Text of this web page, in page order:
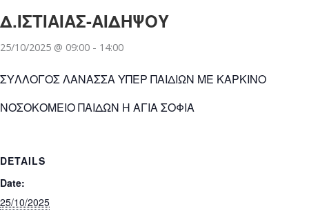
Δ.ΙΣΤΙΑΙΑΣ-ΑΙΔΗΨΟΥ
25/10/2025 @ 09:00 - 14:00
ΣΥΛΛΟΓΟΣ ΛΑΝΑΣΣΑ ΥΠΕΡ ΠΑΙΔΙΩΝ ΜΕ ΚΑΡΚΙΝΟ
ΝΟΣΟΚΟΜΕΙΟ ΠΑΙΔΩΝ Η ΑΓΙΑ ΣΟΦΙΑ
DETAILS
Date:
25/10/2025